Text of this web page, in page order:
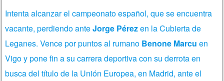
Intenta alcanzar el campeonato español, que se encuentra
vacante, perdiendo anteJorge Pérezen la Cubierta de
Leganes. Vence por puntos al rumano Benone Marcu en
Vigo y pone fin a su carrera deportiva con su derrota en
busca del título de la Unión Europea, en Madrid, ante el